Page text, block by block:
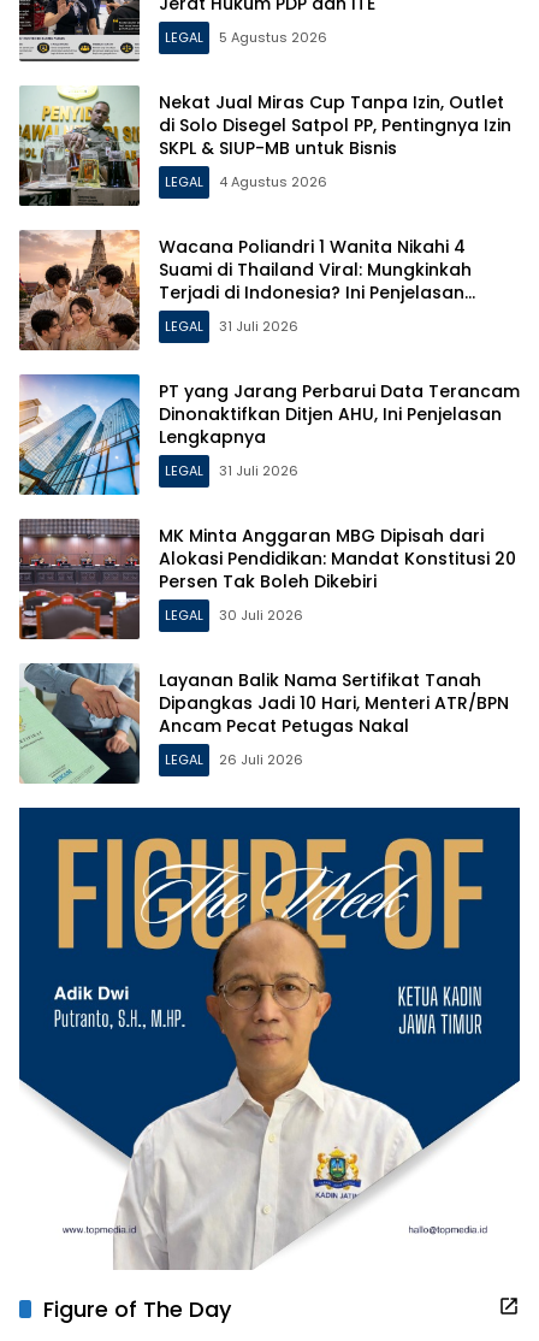
LEGAL 5 Agustus 2026
Nekat Jual Miras Cup Tanpa Izin, Outlet
di Solo Disegel Satpol PP, Pentingnya Izin
SKPL & SIUP-MB untuk Bisnis
LEGAL 4 Agustus 2026
Wacana Poliandri 1 Wanita Nikahi 4
Suami di Thailand Viral: Mungkinkah
Terjadi di Indonesia? Ini Penjelasan
Hukumnya!
LEGAL 31 Juli 2026
PT yang Jarang Perbarui Data Terancam
Dinonaktifkan Ditjen AHU, Ini Penjelasan
Lengkapnya
LEGAL 31 Juli 2026
MK Minta Anggaran MBG Dipisah dari
Alokasi Pendidikan: Mandat Konstitusi 20
Persen Tak Boleh Dikebiri
LEGAL 30 Juli 2026
Layanan Balik Nama Sertifikat Tanah
Dipangkas Jadi 10 Hari, Menteri ATR/BPN
Ancam Pecat Petugas Nakal
LEGAL 26 Juli 2026
Figure of The Day